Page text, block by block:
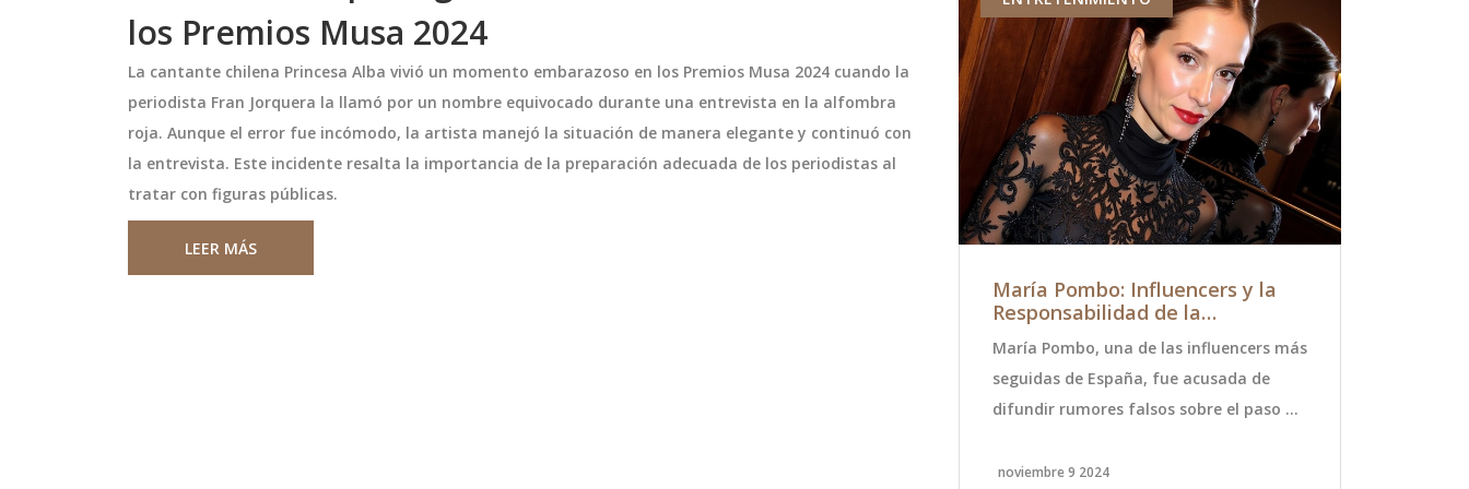
los Premios Musa 2024
La cantante chilena Princesa Alba vivió un momento embarazoso en los Premios Musa 2024 cuando la
periodista Fran Jorquera la llamó por un nombre equivocado durante una entrevista en la alfombra
roja. Aunque el error fue incómodo, la artista manejó la situación de manera elegante y continuó con
la entrevista. Este incidente resalta la importancia de la preparación adecuada de los periodistas al
tratar con figuras públicas.
LEER MÁS
María Pombo: Influencers y la
Responsabilidad de la
María Pombo, una de las influencers más
seguidas de España, fue acusada de
difundir rumores falsos sobre el paso de
40 personas murieron en un túnel,
noviembre 9 2024